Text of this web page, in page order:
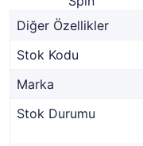
Diğer Özellikler
Stok Kodu
Marka
Stok Durumu